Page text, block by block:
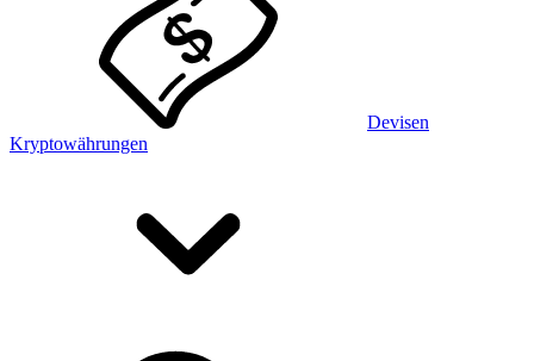
Devisen
Kryptowährungen